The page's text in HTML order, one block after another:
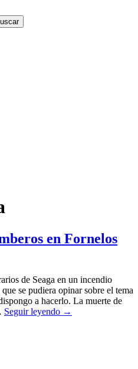
en Fornelos
de Seaga en un incendio
se pudiera opinar sobre el tema
a hacerlo. La muerte de
Seguir leyendo →